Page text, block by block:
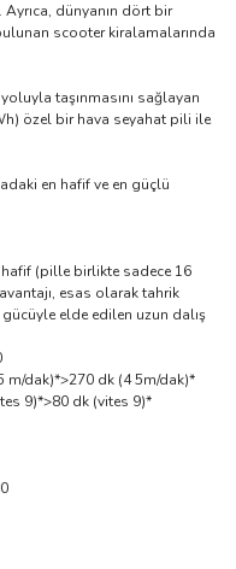
dünyanın dört bir
scooter kiralamalarında
taşınmasını sağlayan
özel bir hava seyahat pili ile
en hafif ve en güçlü
hafif (pille birlikte sadece 16
esas olarak tahrik
elde edilen uzun dalış
m/dak)*>270 dk (4 5m/dak)*
9)*>80 dk (vites 9)*